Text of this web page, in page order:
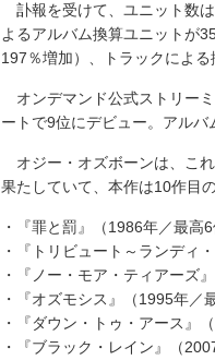
訃報を受けて、ユニット数
よるアルバム換算ユニットが
197％増加）、トラックによ
オンデマンド公式ストリー
ートで9位にデビュー。アルバ
オジー・オズボーンは、こ
果たしていて、本作は10作目
・『罪と罰』（1986年／最高6
・『トリビュート～ランディ
・『ノー・モア・ティアーズ
・『オズモシス』（1995年／
・『ダウン・トゥ・アース』
・『ブラック・レイン』（